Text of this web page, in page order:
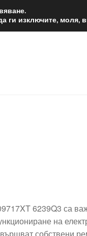
6239Q3 са
на
ги изключите, моля,